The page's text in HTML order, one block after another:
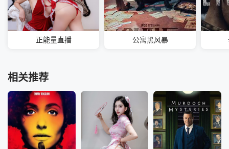
正能量直播 公寓黑风暴
相关推荐